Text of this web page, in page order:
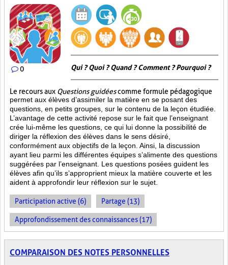
0 Qui ? Quoi ? Quand ? Comment ? Pourquoi ?
Le recours aux Questions guidéescomme formule pédagogique
permet aux élèves d’assimiler la matière en se posant des
questions, en petits groupes, sur le contenu de la leçon étudiée.
L’avantage de cette activité repose sur le fait que l’enseignant
crée lui-même les questions, ce qui lui donne la possibilité de
diriger la réflexion des élèves dans le sens désiré,
conformément aux objectifs de la leçon. Ainsi, la discussion
ayant lieu parmi les différentes équipes s’alimente des questions
suggérées par l’enseignant. Les questions posées guident les
élèves afin qu’ils s’approprient mieux la matière couverte et les
aident à approfondir leur réflexion sur le sujet.
Participation active (6) Partage (13)
Approfondissement des connaissances (17)
COMPARAISON DES NOTES PERSONNELLES